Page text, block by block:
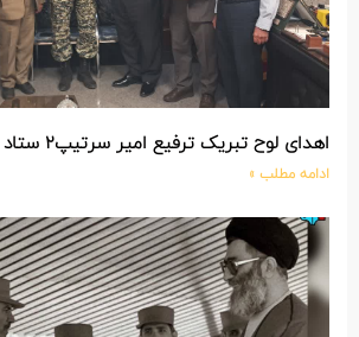
اهدای لوح تبریک ترفیع امیر سرتیپ۲ ستاد حسین صادق زاده فرمانده تیپ ۲۵ واکنش سریع شهید آبگون نزاجا مستقر در تبریز
ادامه مطلب »